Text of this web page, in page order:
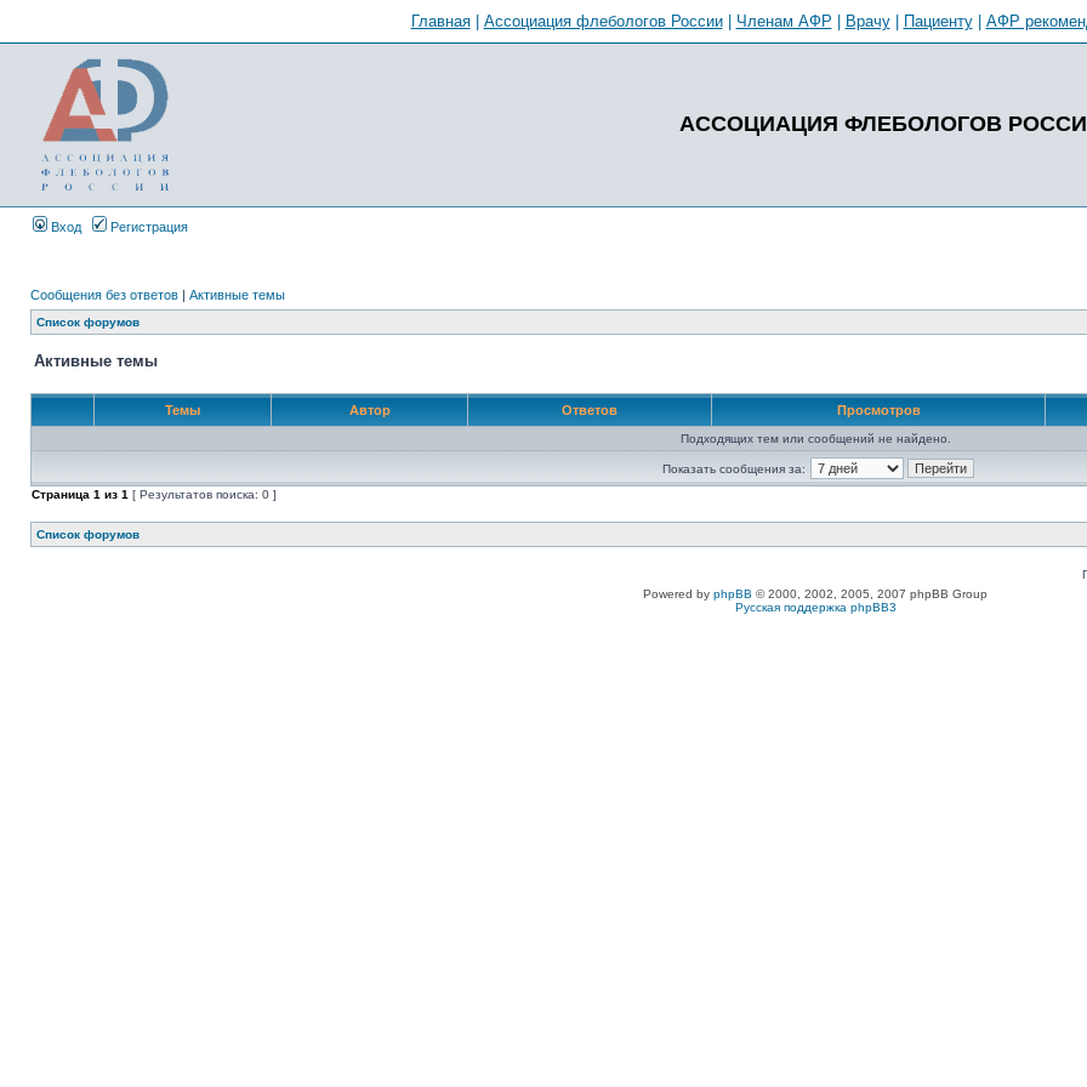
Главная| Ассоциация флебологов России| Членам АФР Врачу| Пациенту| АФР
АССОЦИАЦИЯ ФЛЕБОЛОГОВ
Вход Регистрация
Сообщения без ответов | Активные темы
Список форумов
Активные темы
Темы Автор Ответов Просмотров
Подходящих тем или сообщений не найдено.
Показать сообщения за:
Страница 1 из 1 [ Результатов поиска: 0 ]
Список форумов
Powered by phpBB © 2000, 2002, 2005, 2007 phpBB Group
Русская поддержка phpBB3